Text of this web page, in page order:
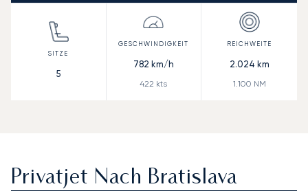
5
782 km/h
422 kts
2.024 km
1.100 NM
Privatjet Nach Bratislava